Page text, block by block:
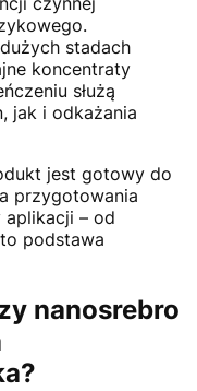
stadach
koncentraty
służą
jak i odkażania
jest gotowy do
przygotowania
aplikacji – od
podstawa
nanosrebro